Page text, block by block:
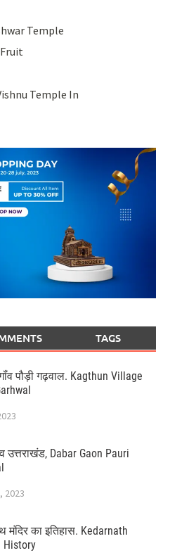
Temple
Vishnu Temple In
TAGS
पौड़ी गढ़वाल. Kagthun Village
उत्तराखंड, Dabar Gaon Pauri
2023
मंदिर का इतिहास. Kedarnath
History